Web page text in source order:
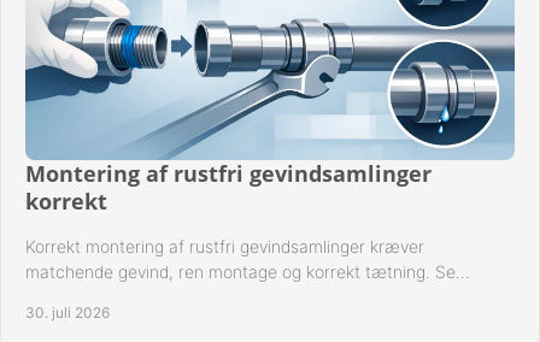
Montering af rustfri gevindsamlinger
korrekt
Korrekt montering af rustfri gevindsamlinger kræver
matchende gevind, ren montage og korrekt tætning. Se
30. juli 2026